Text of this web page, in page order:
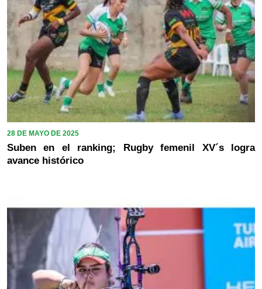
28 DE MAYO DE 2025
Suben en el ranking; Rugby femenil XV´s logra
avance histórico